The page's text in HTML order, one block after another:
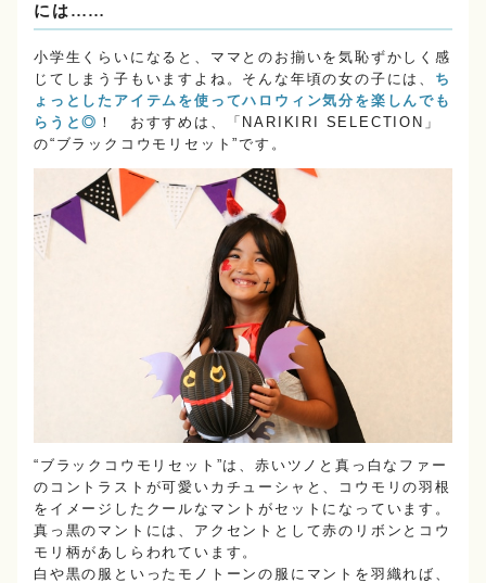
には……
小学生くらいになると、ママとのお揃いを気恥ずかしく感
じてしまう子もいますよね。そんな年頃の女の子には、 ち
ょっとしたアイテムを使ってハロウィン気分を楽しんでも
らうと◎ ！ おすすめは、「NARIKIRI SELECTION」
の“ブラックコウモリセット”です。
“ブラックコウモリセット”は、赤いツノと真っ白なファー
のコントラストが可愛いカチューシャと、コウモリの羽根
をイメージしたクールなマントがセットになっています。
真っ黒のマントには、アクセントとして赤のリボンとコウ
モリ柄があしらわれています。
白や黒の服といったモノトーンの服にマントを羽織れば、